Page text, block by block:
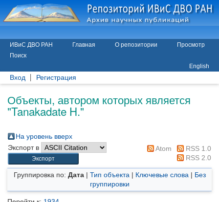
ИВиС ДВО РАН Главная О репозитории
Просмотр
Поиск
English
Вход Регистрация
Объекты, автором которых является
"Tanakadate H."
На уровень вверх
Экспорт в
Atom
RSS 1.0
RSS 2.0
Группировка по: Дата| Тип объекта | Ключевые слова | Без
группировки